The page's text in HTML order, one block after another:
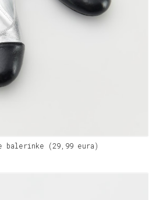
balerinke (29,99 eura)